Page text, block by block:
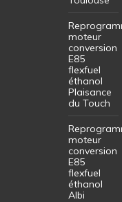
moteur
conversion
E85
flexfuel
éthanol
Plaisance
du Touch
moteur
conversion
E85
flexfuel
éthanol
Albi